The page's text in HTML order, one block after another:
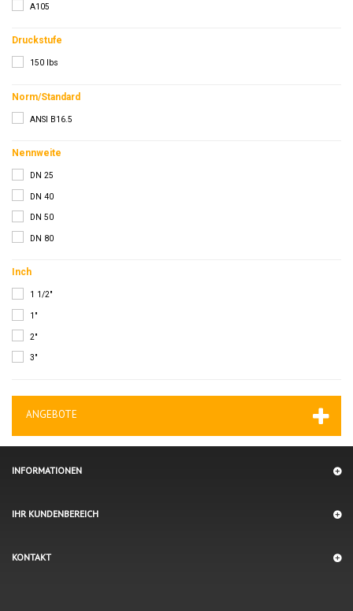
A105
Druckstufe
150 lbs
Norm/Standard
ANSI B16.5
Nennweite
DN 25
DN 40
DN 50
DN 80
Inch
1 1/2"
1"
2"
3"
ANGEBOTE
INFORMATIONEN
IHR KUNDENBEREICH
KONTAKT